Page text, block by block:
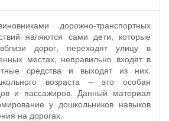
дорожно-транспортных
являются сами дети, которые
дорог, переходят улицу в
местах, неправильно входят в
средства и выходят из них.
возраста – это особая
и пассажиров. Данный материал
у дошкольников навыков
на дорогах.